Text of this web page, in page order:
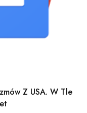
Z USA. W Tle